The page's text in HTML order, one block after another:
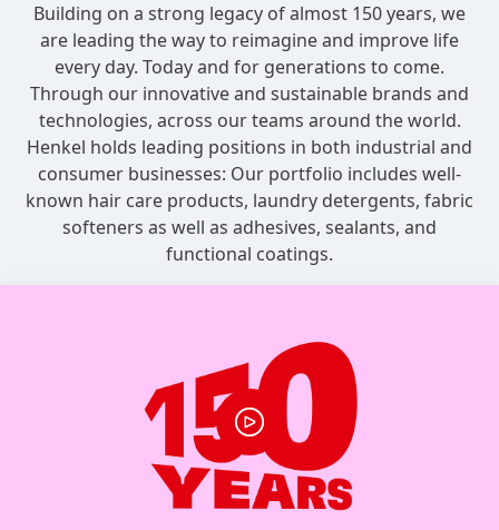
Building on a strong legacy of almost 150 years, we
are leading the way to reimagine and improve life
every day. Today and for generations to come.
Through our innovative and sustainable brands and
technologies, across our teams around the world.
Henkel holds leading positions in both industrial and
consumer businesses: Our portfolio includes well-
known hair care products, laundry detergents, fabric
softeners as well as adhesives, sealants, and
functional coatings.